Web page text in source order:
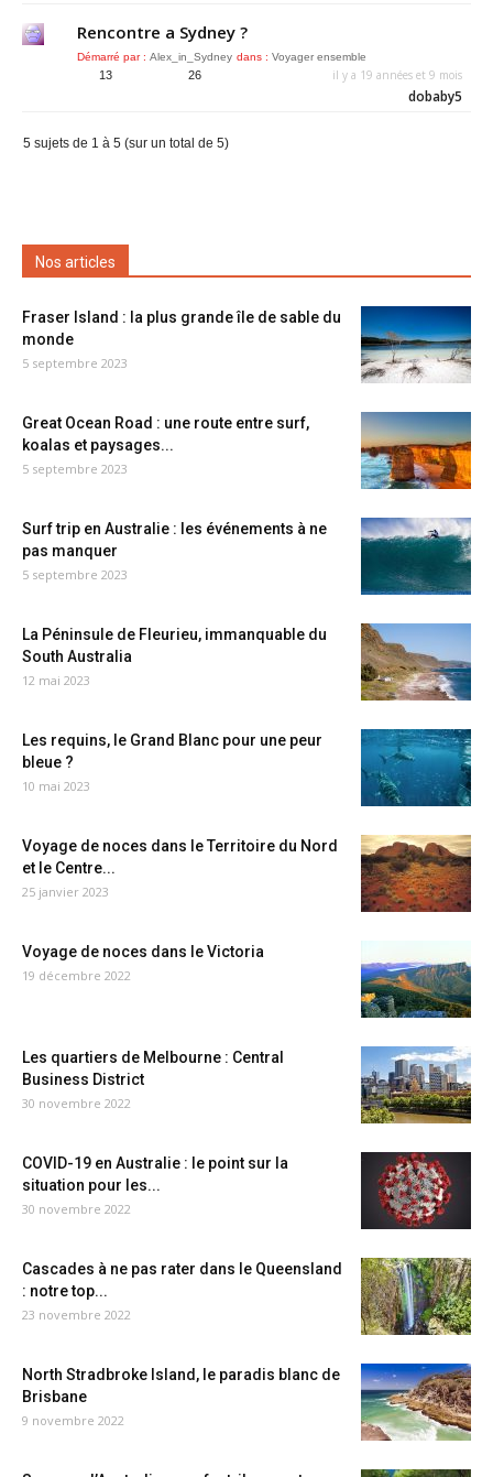
Rencontre a Sydney ?
Démarré par : Alex_in_Sydney dans : Voyager ensemble
13 26 il y a 19 années et 9 mois
dobaby5
5 sujets de 1 à 5 (sur un total de 5)
Nos articles
Fraser Island : la plus grande île de sable du
monde
5 septembre 2023
Great Ocean Road : une route entre surf,
koalas et paysages...
5 septembre 2023
Surf trip en Australie : les événements à ne
pas manquer
5 septembre 2023
La Péninsule de Fleurieu, immanquable du
South Australia
12 mai 2023
Les requins, le Grand Blanc pour une peur
bleue ?
10 mai 2023
Voyage de noces dans le Territoire du Nord
et le Centre...
25 janvier 2023
Voyage de noces dans le Victoria
19 décembre 2022
Les quartiers de Melbourne : Central
Business District
30 novembre 2022
COVID-19 en Australie : le point sur la
situation pour les...
30 novembre 2022
Cascades à ne pas rater dans le Queensland
: notre top...
23 novembre 2022
North Stradbroke Island, le paradis blanc de
Brisbane
9 novembre 2022